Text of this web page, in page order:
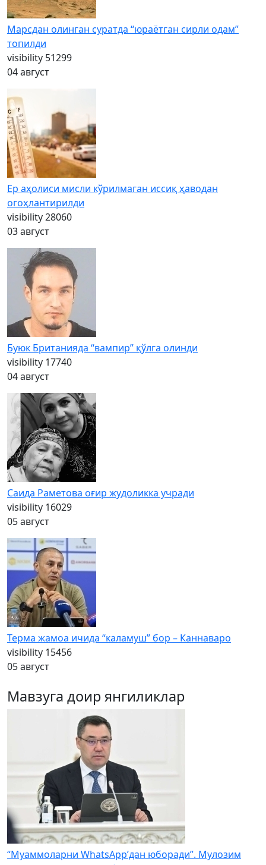
Марсдан олинган суратда “юраётган сирли одам”
топилди
visibility 51299
04 август
Ер аҳолиси мисли кўрилмаган иссиқ ҳаводан
огоҳлантирилди
visibility28060
03 август
Буюк Британияда “вампир” қўлга олинди
visibility 17740
04 август
Саида Раметова оғир жудоликка учради
visibility 16029
05 август
Терма жамоа ичида “каламуш” бор – Каннаваро
visibility 15456
05 август
Мавзуга доир янгиликлар
“Муаммоларни WhatsApp’дан юборади”. Мулозим